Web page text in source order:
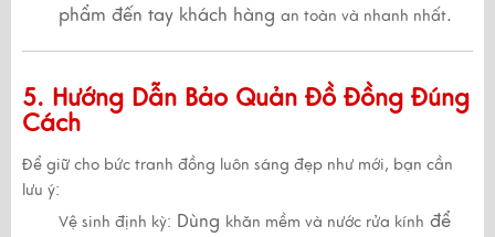
phẩm đến tay khách hàng an toàn và nhanh nhất.
5. Hướng Dẫn Bảo Quản Đồ Đồng Đúng
Cách
Để giữ cho bức tranh đồng luôn sáng đẹp như mới, bạn cần
lưu ý:
Vệ sinh định kỳ: Dùng khăn mềm và nước rửa kính để